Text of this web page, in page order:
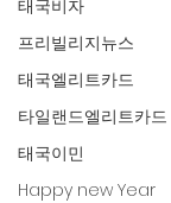
태국비자
프리빌리지뉴스
태국엘리트카드
타일랜드엘리트카드
태국이민
Happy new Year